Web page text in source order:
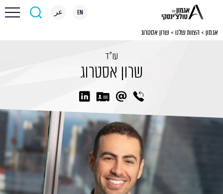
EN عر
אגמון > הצוות שלנו > שרון אסטרוג
עו״ד
שרון אסטרוג